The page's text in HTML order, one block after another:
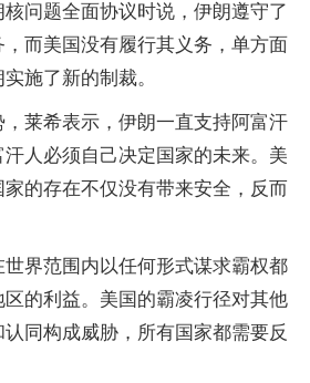
问题全面协议时说，伊朗遵守了
而美国没有履行其义务，单方面
施了新的制裁。
莱希表示，伊朗一直支持阿富汗
人必须自己决定国家的未来。美
的存在不仅没有带来安全，反而
界范围内以任何形式谋求霸权都
的利益。美国的霸凌行径对其他
同构成威胁，所有国家都需要反